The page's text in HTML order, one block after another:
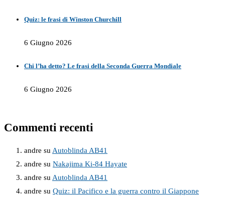
Quiz: le frasi di Winston Churchill
6 Giugno 2026
Chi l’ha detto? Le frasi della Seconda Guerra Mondiale
6 Giugno 2026
Commenti recenti
andre su Autoblinda AB41
andre su Nakajima Ki-84 Hayate
andre su Autoblinda AB41
andre su Quiz: il Pacifico e la guerra contro il Giappone